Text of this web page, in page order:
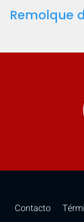
Remolque
Contacto